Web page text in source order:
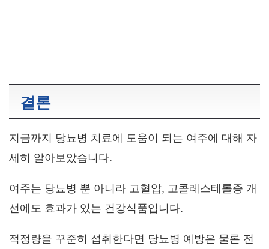
결론
지금까지 당뇨병 치료에 도움이 되는 여주에 대해 자
세히 알아보았습니다.
여주는 당뇨병 뿐 아니라 고혈압, 고콜레스테롤증 개
선에도 효과가 있는 건강식품입니다.
적정량을 꾸준히 섭취한다면 당뇨병 예방은 물론 전